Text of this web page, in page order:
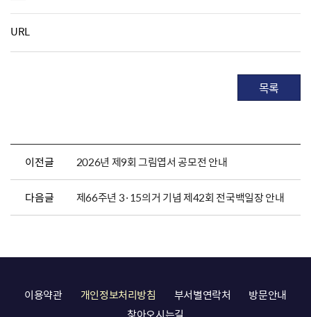
URL
목록
이전글 2026년 제9회 그림엽서 공모전 안내
다음글 제66주년 3·15의거 기념 제42회 전국백일장 안내
이용약관 개인정보처리방침 부서별연락처
방문안내